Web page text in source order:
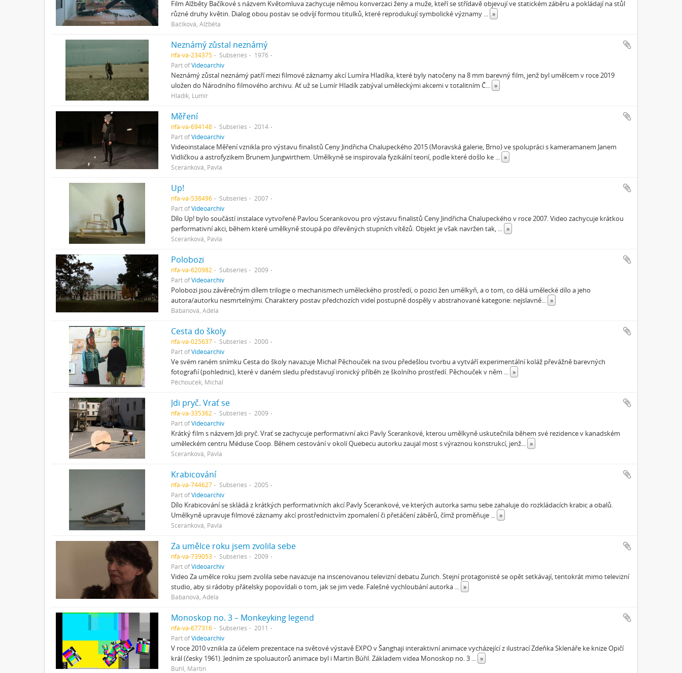
Film Alžběty Bačíkové s názvem Květomluva zachycuje němou konverzaci ženy a muže, kteří se střídavě objevují ve statickém záběru a pokládají na stůl
různé druhy květin. Dialog obou postav se odvíjí formou titulků, které reprodukují symbolické významy ... »
Bačíková, Alžběta
Neznámý zůstal neznámý
nfa-va-234375 Subseries
1976
Part ofVideoarchiv
Neznámý zůstal neznámý patří mezi filmové záznamy akcí Lumíra Hladíka, které byly natočeny na 8 mm barevný film, jenž byl umělcem v roce 2019
uložen do Národního filmového archivu. Ať už se Lumír Hladík zabýval uměleckými akcemi v totalitním Č... »
Hladík, Lumír
Měření
nfa-va-694148 Subseries
2014
Part ofVideoarchiv
Videoinstalace Měření vznikla pro výstavu finalistů Ceny Jindřicha Chalupeckého 2015 (Moravská galerie, Brno) ve spolupráci s kameramanem Janem
Vidličkou a astrofyzikem Brunem Jungwirthem. Umělkyně se inspirovala fyzikální teorií, podle které došlo ke ... »
Sceranková, Pavla
Up!
nfa-va-538496 Subseries
2007
Part ofVideoarchiv
Dílo Up! bylo součástí instalace vytvořené Pavlou Scerankovou pro výstavu finalistů Ceny Jindřicha Chalupeckého v roce 2007. Video zachycuje krátkou
performativní akci, během které umělkyně stoupá po dřevěných stupních vítězů. Objekt je však navržen tak, ... »
Sceranková, Pavla
Polobozi
nfa-va-620982 Subseries
2009
Part ofVideoarchiv
Polobozi jsou závěrečným dílem trilogie o mechanismech uměleckého prostředí, o pozici žen umělkyň, a o tom, co dělá umělecké dílo a jeho
autora/autorku nesmrtelnými. Charaktery postav předchozích videí postupně dospěly v abstrahované kategorie: nejslavně... »
Babanová, Adéla
Cesta do školy
nfa-va-025637 Subseries
2000
Part ofVideoarchiv
Ve svém raném snímku Cesta do školy navazuje Michal Pěchouček na svou předešlou tvorbu a vytváří experimentální koláž převážně barevných
fotografií (pohlednic), které v daném sledu představují ironický příběh ze školního prostředí. Pěchouček v něm ... »
Pěchouček, Michal
Jdi pryč. Vrať se
nfa-va-335362 Subseries
2009
Part ofVideoarchiv
Krátký film s názvem Jdi pryč. Vrať se zachycuje performativní akci Pavly Scerankové, kterou umělkyně uskutečnila během své rezidence v kanadském
uměleckém centru Méduse Coop. Během cestování v okolí Quebecu autorku zaujal most s výraznou konstrukcí, jenž... »
Sceranková, Pavla
Krabicování
nfa-va-744627 Subseries
2005
Part ofVideoarchiv
Dílo Krabicování se skládá z krátkých performativních akcí Pavly Scerankové, ve kterých autorka samu sebe zahaluje do rozkládacích krabic a obalů.
Umělkyně upravuje filmové záznamy akcí prostřednictvím zpomalení či přetáčení záběrů, čímž proměňuje ... »
Sceranková, Pavla
Za umělce roku jsem zvolila sebe
nfa-va-739053 Subseries
2009
Part ofVideoarchiv
Video Za umělce roku jsem zvolila sebe navazuje na inscenovanou televizní debatu Zurich. Stejní protagonisté se opět setkávají, tentokrát mimo televizní
studio, aby si rádoby přátelsky popovídali o tom, jak se jim vede. Falešné vychloubání autorka ... »
Babanová, Adéla
Monoskop no. 3 – Monkeyking legend
nfa-va-677316 Subseries
2011
Part ofVideoarchiv
V roce 2010 vznikla za účelem prezentace na světové výstavě EXPO v Šanghaji interaktivní animace vycházející z ilustrací Zdeňka Sklenáře ke knize Opičí
král (česky 1961). Jedním ze spoluautorů animace byl i Martin Búřil. Základem videa Monoskop no. 3 ... »
Búřil, Martin